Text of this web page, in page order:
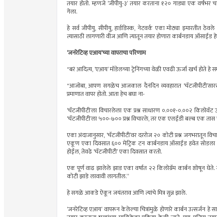
तयार होतो. म्हणजे ‘जीपीयु-३’ तयार करताना १२० गाड्या एक
गेला.
हे सर्व जीपीयु, सीपीयु, हार्डडिस्क, नेटवर्क एका मोठ्या
त्यासाठी लागणारी वीज आणि त्यातून तयार होणारा कार्बनडाय ऑसाईड
‘जनरेटिव्ह एआय’च्या वापराचा परिणाम
"बरं आदित्य, ‘एआय’ मॉडेलच्या ट्रेनिंगच्या वेळी एवढी ऊर्जा खर्च होते
"आजोबा, आपण सगळेच आजकाल दैनंदिन व्यवहारात
प्रमाणात वापर होतो. आता हेच बघा ना-
‘चॅटजीपीटी’ला विचारलेला एक प्रश्न साधारण ०.००१-०.००२
‘चॅटजीपीटी’ला ५००-७०० प्रश्न विचारले, तर एक एलईडी बल्ब एक
एका अंदाजानुसार, ‘चॅटजीपीटी’वर दररोज २० कोटी प्रश्न जगभरातून
एकूण एका दिवसात ६०० मेट्रिक टन कार्बनडाय ऑसाईड हवेत
होईल, तेवढे ‘चॅटजीपीटी’ एका दिवसात करतो.
एक पूर्ण वाढ झालेले झाड एका वर्षात २२ किलोग्रॅम कार्बन शोषून
कोटी झाडे लावावी लागतील.”
हे सगळे आकडे ऐकून जयंतराव आणि त्यांचे मित्र सुन्न झाले.
‘जनरेटिव्ह एआय’ वापरून केलेल्या चित्रांमुळे होणारे कार्बन उत्सर्जन हे